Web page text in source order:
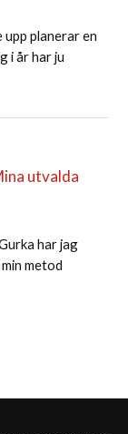
planerar en
i år har ju
utvalda
har jag
metod